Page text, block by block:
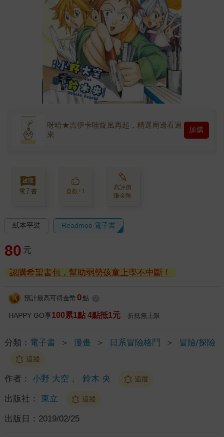
呀哈★吉伊卡哇旋風再起，精選周邊看過
來
加購
電子書 喜歡+1
寫評價
賺金幣
紙本平裝 Readmoo 電子書
80 元
認購希望書包，幫助弱勢孩童上學不中斷！
預計最高可得金幣 0 點
HAPPY GO享100累1點 4點抵1元 折抵無上限
分類： 電子書 ＞ 漫畫 ＞ 日系冒險格鬥 ＞ 冒險/探險
追蹤
作者： 小野 大空 鈴木 央 追蹤
出版社： 東立 追蹤
出版日： 2019/02/25